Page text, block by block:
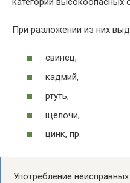
При разложении из них
свинец,
кадмий,
ртуть,
щелочи,
цинк, пр.
Употребление